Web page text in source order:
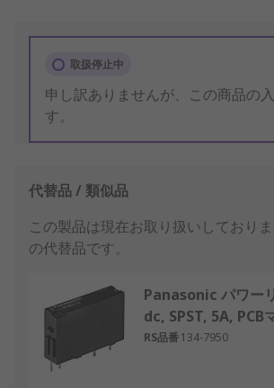
取扱停止中
申し訳ありませんが、この商品の
す。
代替品 / 類似品
この製品は現在お取り扱いしておりま
の代替品です。
Panasonic パワー
dc, SPST, 5A, PCB
RS品番134-7950